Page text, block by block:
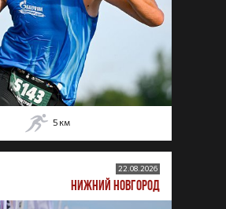
5 км
22.08.2026
НИЖНИЙ НОВГОРОД